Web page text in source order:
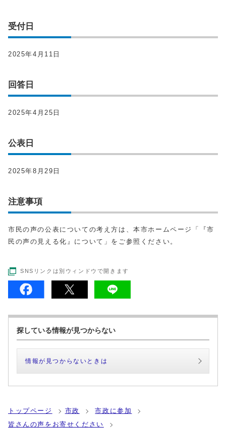
受付日
2025年4月11日
回答日
2025年4月25日
公表日
2025年8月29日
注意事項
市民の声の公表についての考え方は、本市ホームページ「『市
民の声の見える化』について」をご参照ください。
SNSリンクは別ウィンドウで開きます
探している情報が見つからない
情報が見つからないときは
トップページ 市政
市政に参加
皆さんの声をお寄せください